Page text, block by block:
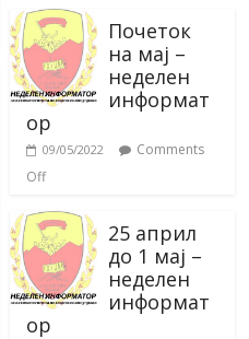
Почеток
на мај –
неделен
информат
ор
09/05/2022
Comments
Off
25 април
до 1 мај –
неделен
информат
ор